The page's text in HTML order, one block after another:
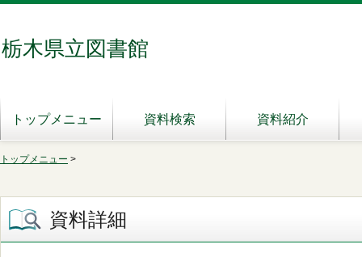
栃木県立図書館
トップメニュー 資料検索 資料紹介
トップメニュー >
資料詳細